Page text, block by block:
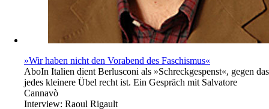
»Wir haben nicht den Vorabend des Faschismus«
AboIn Italien dient Berlusconi als »Schreckgespenst«, gegen das
jedes kleinere Übel recht ist. Ein Gespräch mit Salvatore
Cannavò
Interview: Raoul Rigault